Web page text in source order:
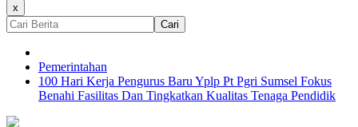
x
Cari
Pemerintahan
100 Hari Kerja Pengurus Baru Yplp Pt Pgri Sumsel Fokus
Benahi Fasilitas Dan Tingkatkan Kualitas Tenaga Pendidik